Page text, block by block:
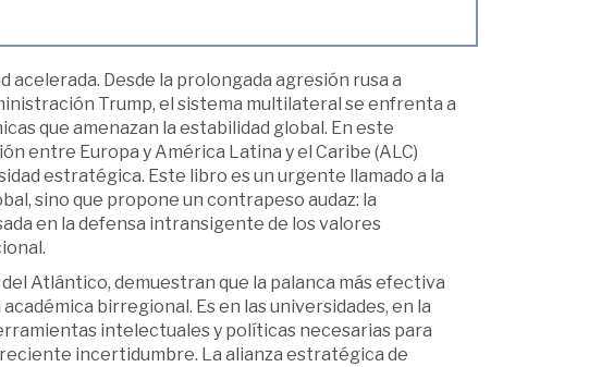
Desde la prolongada agresión rusa a
Trump, el sistema multilateral se enfrenta a
que amenazan la estabilidad global. En este
entre Europa y América Latina y el Caribe (ALC)
estratégica. Este libro es un urgente llamado a la
sino que propone un contrapeso audaz: la
en la defensa intransigente de los valores
Atlántico, demuestran que la palanca más efectiva
birregional. Es en las universidades, en la
intelectuales y políticas necesarias para
incertidumbre. La alianza estratégica de